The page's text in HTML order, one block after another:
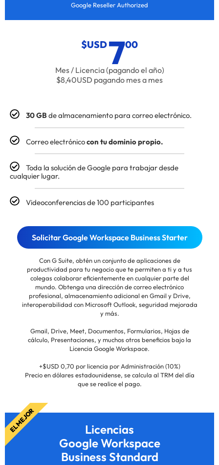
Google Reseller Authorized
$USD700
Mes / Licencia (pagando el año)
$8,40USD pagando mes a mes
30 GB de almacenamiento para correo electrónico.
Correo electrónicocon tu dominio propio.
Toda la solución de Google para trabajar desde
cualquier lugar.
Videoconferencias de 100 participantes
Solicitar Google Workspace Business Starter
Con G Suite, obtén un conjunto de aplicaciones de
productividad para tu negocio que te permiten a ti y a tus
colegas colaborar eficientemente en cualquier parte del
mundo. Obtenga una dirección de correo electrónico
profesional, almacenamiento adicional en Gmail y Drive,
interoperabilidad con Microsoft Outlook, seguridad mejorada
y más.
Gmail, Drive, Meet, Documentos, Formularios, Hojas de
cálculo, Presentaciones, y muchos otros beneficios bajo la
Licencia Google Workspace.
+$USD 0,70 por licencia por Administración (10%)
Precio en dólares estadounidense, se calcula al TRM del día
que se realice el pago.
EL MEJOR
Licencias
Google Workspace
Business Standard